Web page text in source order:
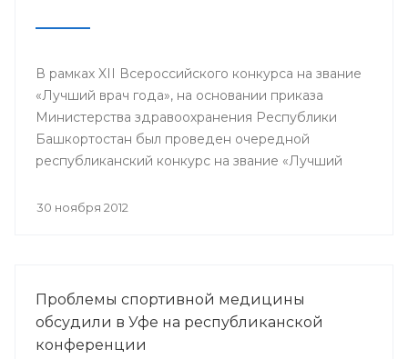
В рамках XII Всероссийского конкурса на звание
«Лучший врач года», на основании приказа
Министерства здравоохранения Республики
Башкортостан был проведен очередной
республиканский конкурс на звание «Лучший
претендента по 23 номинациям из 40
30 ноября 2012
Проблемы спортивной медицины
обсудили в Уфе на республиканской
конференции